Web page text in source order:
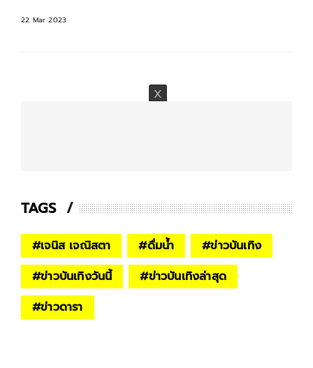
22 Mar 2023
TAGS
#เจนิส เจณิสตา #ดื่มน้ำ #ข่าวบันเทิง
#ข่าวบันเทิงวันนี้ #ข่าวบันเทิงล่าสุด
#ข่าวดารา